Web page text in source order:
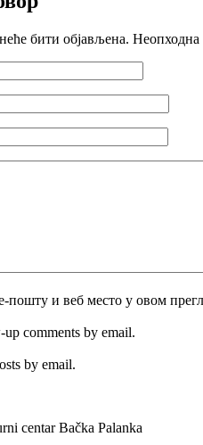
бити објављена. Неопходна
пошту и веб место у овом
comments by email.
by email.
centar Bačka Palanka